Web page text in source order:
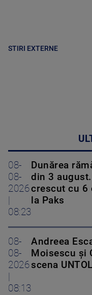
STIRI EXTERNE
08-
08-
2026
08:23
Dunărea
din 3
crescut cu 6
la Paks
08-
08-
2026
08:13
Andreea
Moisescu și
scena